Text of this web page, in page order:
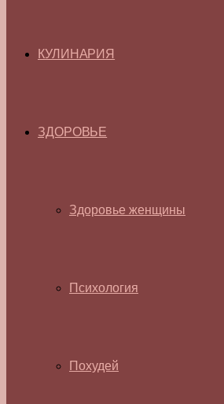
КУЛИНАРИЯ
ЗДОРОВЬЕ
Здоровье женщины
Психология
Похудей